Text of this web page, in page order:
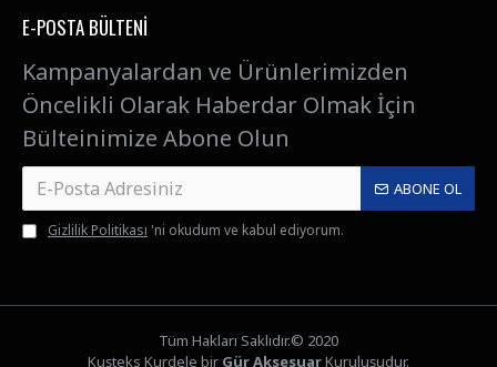
E-POSTA BÜLTENI
Kampanyalardan ve Ürünlerimizden
Öncelikli Olarak Haberdar Olmak İçin
Bülteinimize Abone Olun
ABONE OL
Gizlilik Politikası 'ni okudum ve kabul ediyorum.
Tüm Hakları Saklıdır.© 2020
Kuşteks Kurdele bir Gür AksesuarKuruluşudur.